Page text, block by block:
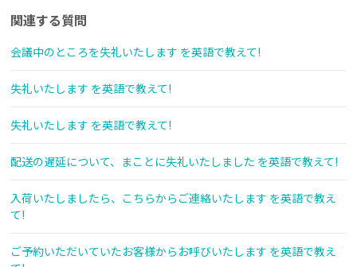
関連する質問
会議中のところを失礼いたします を英語で教えて!
失礼いたします を英語で教えて!
失礼いたします を英語で教えて!
配送の遅延について、まことに失礼いたしました を英語で教えて!
入荷いたしましたら、こちらからご連絡いたします を英語で教え
て!
ご予約いただいていたお客様からお呼びいたします を英語で教え